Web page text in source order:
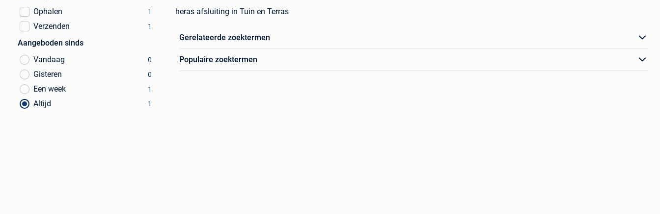
Ophalen
1
Verzenden 1
Aangeboden sinds
Vandaag
0
Gisteren 0
Een week 1
Altijd 1
heras afsluiting in Tuin en Terras
Gerelateerde zoektermen
Populaire zoektermen